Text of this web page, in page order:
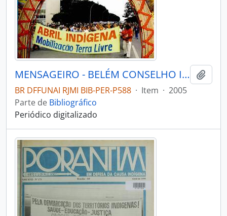
MENSAGEIRO - BELÉM CONSELHO INDIGENISTA MISSIONÁRIO - 2005 - Nº151
BR DFFUNAI RJMI BIB-PER-P588 · Item · 2005
Parte de Bibliográfico
Periódico digitalizado